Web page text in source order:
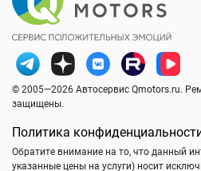
© 2005—2026 Автосервис Qmotors.ru.
защищены.
Политика
Обратите внимание на то, что данный
указанные цены на услуги) носит